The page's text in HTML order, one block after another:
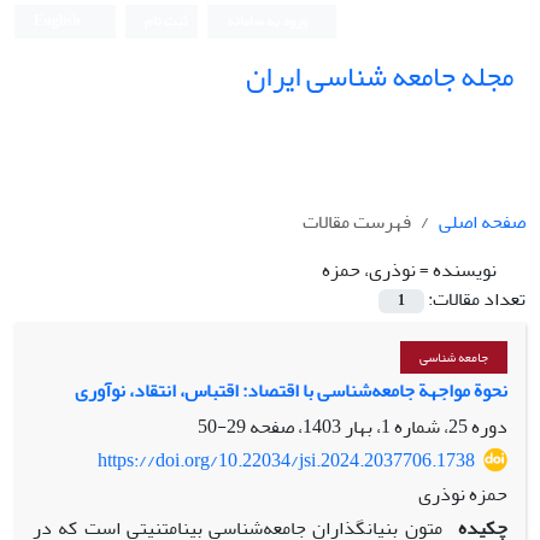
مجله جامعه شناسی ایران
صفحه اصلی
فهرست مقالات
نویسنده =نوذری، حمزه
تعداد مقالات:
1
جامعه شناسی
نحوة مواجهة جامعه‌شناسی با اقتصاد: اقتباس، انتقاد، نوآوری
دوره 25، شماره 1، بهار 1403، صفحه
29-50
https://doi.org/10.22034/jsi.2024.2037706.1738
حمزه نوذری
چکیده متون بنیانگذاران جامعه‌شناسی بینا‌متنیتی است که در